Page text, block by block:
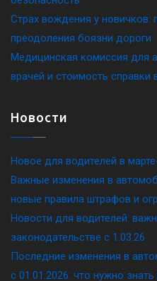
Страх вождения у новичков:
преодоления боязни дороги
Медицинская комиссия для
врачей и стоимость справки
Новости
Новое для водителей в
Важные изменения в
новые правила штрафов и
Новости для водителей:
законодательстве c 1.03.26
Последние изменения в
c 01.01.2026: что нужно